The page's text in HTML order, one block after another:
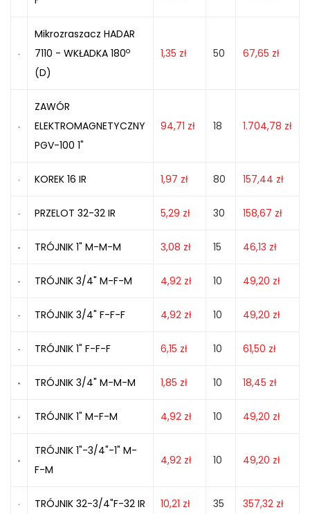
Mikrozraszacz HADAR
7110 - WKŁADKA 180o
(D)
1,35 zł 50 67,65 zł
ZAWÓR
ELEKTROMAGNETYCZNY
PGV-100 1"
94,71 zł 18 1.704,78 zł
KOREK 16 IR 1,97 zł 80 157,44 zł
PRZELOT 32-32 IR 5,29 zł 30 158,67 zł
TRÓJNIK 1" M-M-M 3,08 zł 15 46,13 zł
TRÓJNIK 3/4" M-F-M 4,92 zł 10 49,20 zł
TRÓJNIK 3/4" F-F-F 4,92 zł 10 49,20 zł
TRÓJNIK 1" F-F-F 6,15 zł 10 61,50 zł
TRÓJNIK 3/4" M-M-M 1,85 zł 10 18,45 zł
TRÓJNIK 1" M-F-M 4,92 zł 10 49,20 zł
TRÓJNIK 1"-3/4"-1" M-
F-M
4,92 zł 10 49,20 zł
TRÓJNIK 32-3/4"F-32 IR 10,21 zł 35 357,32 zł